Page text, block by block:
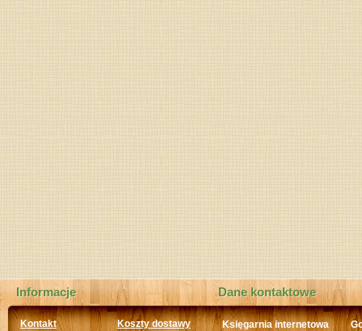
Informacje
Kontakt Koszty dostawy
Dane kontaktowe
Księgarnia internetowa